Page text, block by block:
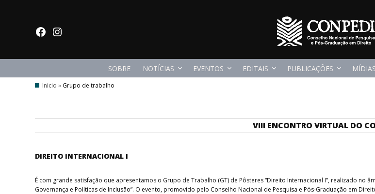
facebookInstagram
SOBRE NOTÍCIAS EVENTOS EDITAIS PUBLICAÇÕES MÍDIAS
Início » Grupo de trabalho
VIII ENCONTRO VIRTUAL DO
DIREITO INTERNACIONAL I
É com grande satisfação que apresentamos o Grupo de Trabalho (GT) de Pôsteres “Direito Internacional I”, realizado no
Governança e Políticas de Inclusão”. O evento, promovido pelo Conselho Nacional de Pesquisa e Pós-Graduação em